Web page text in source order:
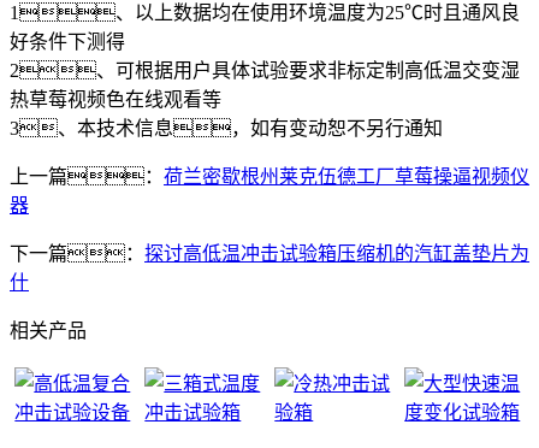
1、以上数据均在使用环境温度为25℃时且通风良
好条件下测得
2、可根据用户具体试验要求非标定制高低温交变湿
热草莓视频色在线观看等
3、本技术信息，如有变动恕不另行通知
上一篇： 荷兰密歇根州莱克伍德工厂草莓操逼视频仪
器
下一篇： 探讨高低温冲击试验箱压缩机的汽缸盖垫片为
什
相关产品